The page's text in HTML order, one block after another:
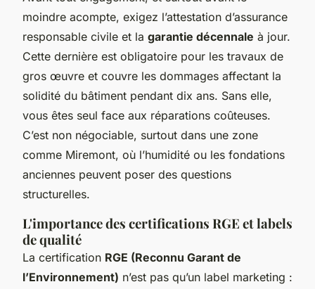
moindre acompte, exigez l’attestation d’assurance
responsable civile et la garantie décennale à jour.
Cette dernière est obligatoire pour les travaux de
gros œuvre et couvre les dommages affectant la
solidité du bâtiment pendant dix ans. Sans elle,
vous êtes seul face aux réparations coûteuses.
C’est non négociable, surtout dans une zone
comme Miremont, où l’humidité ou les fondations
anciennes peuvent poser des questions
structurelles.
L'importance des certifications RGE et labels
de qualité
La certification RGE (Reconnu Garant de
l’Environnement) n’est pas qu’un label marketing :